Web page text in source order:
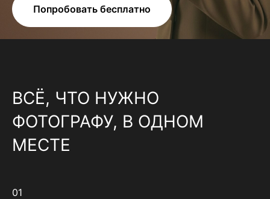
Попробовать бесплатно
ВСЁ, ЧТО НУЖНО
ФОТОГРАФУ, В ОДНОМ
МЕСТЕ
01